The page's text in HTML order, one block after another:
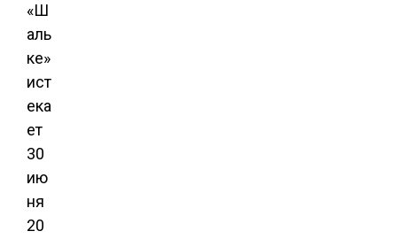
«Ш
аль
ке»
ист
ека
ет
30
ию
ня
20